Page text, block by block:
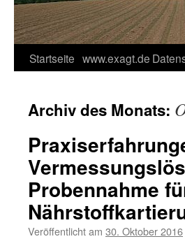
Startseite www.exagt.de
Archiv des Monats:
Probennahme
Veröffentlicht am 30. Oktober 2016